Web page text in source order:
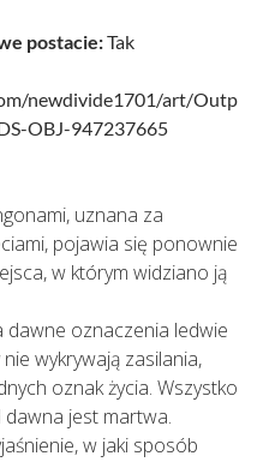
postacie:Tak
newdivide1701/art/Outp
OBJ-947237665
uznana za
pojawia się ponownie
w którym widziano ją
dawne oznaczenia ledwie
wykrywają zasilania,
oznak życia. Wszystko
jest martwa.
w jaki sposób